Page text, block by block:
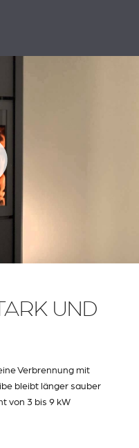
UND
Verbrennung mit
bleibt länger sauber
von 3 bis 9 kW